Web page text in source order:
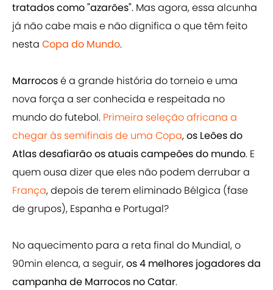
tratados como "azarões". Mas agora, essa alcunha
já não cabe mais e não dignifica o que têm feito
nesta Copa do Mundo.
Marrocosé a grande história do torneio e uma
nova força a ser conhecida e respeitada no
mundo do futebol. Primeira seleção africana a
chegar às semifinais de uma Copa,os Leões do
Atlas desafiarão os atuais campeões do mundo. E
quem ousa dizer que eles não podem derrubar a
França, depois de terem eliminado Bélgica (fase
de grupos), Espanha e Portugal?
No aquecimento para a reta final do Mundial, o
90min elenca, a seguir,os 4 melhores jogadores da
campanha de Marrocos no Catar.